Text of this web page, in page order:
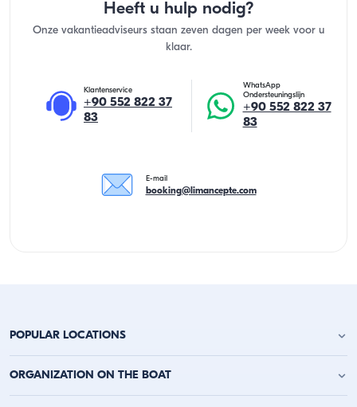
Heeft u hulp nodig?
Onze vakantieadviseurs staan zeven dagen per week voor u
klaar.
Klantenservice
+90 552 822 37
83
WhatsApp
Ondersteuningslijn
+90 552 822 37
83
E-mail
booking@limancepte.com
POPULAR LOCATIONS
Jachtverhuur Antalya
ORGANIZATION ON THE BOAT